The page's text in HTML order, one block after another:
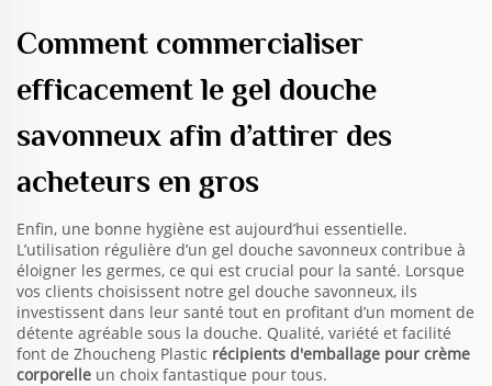
Comment commercialiser
efficacement le gel douche
savonneux afin d’attirer des
acheteurs en gros
Enfin, une bonne hygiène est aujourd’hui essentielle.
L’utilisation régulière d’un gel douche savonneux contribue à
éloigner les germes, ce qui est crucial pour la santé. Lorsque
vos clients choisissent notre gel douche savonneux, ils
investissent dans leur santé tout en profitant d’un moment de
détente agréable sous la douche. Qualité, variété et facilité
font de Zhoucheng Plastic récipients d'emballage pour crème
corporelle un choix fantastique pour tous.